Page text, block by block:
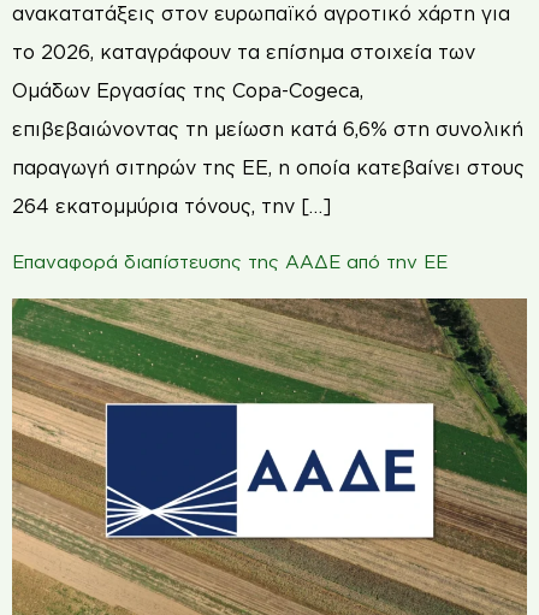
ανακατατάξεις στον ευρωπαϊκό αγροτικό χάρτη για
το 2026, καταγράφουν τα επίσημα στοιχεία των
Ομάδων Εργασίας της Copa-Cogeca,
επιβεβαιώνοντας τη μείωση κατά 6,6% στη συνολική
παραγωγή σιτηρών της ΕΕ, η οποία κατεβαίνει στους
264 εκατομμύρια τόνους, την […]
Επαναφορά διαπίστευσης της ΑΑΔΕ από την ΕΕ